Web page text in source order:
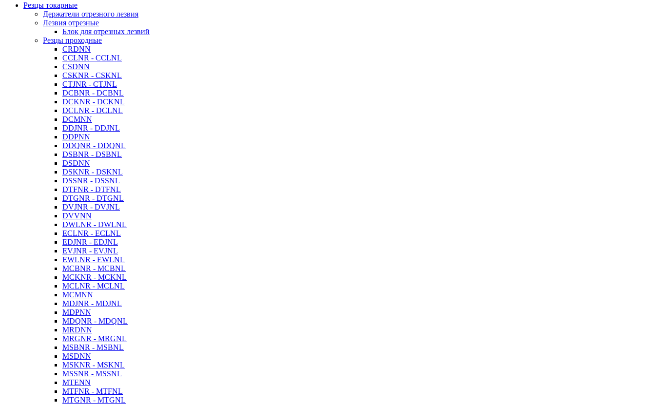
Резцы токарные
Держатели отрезного лезвия
Лезвия отрезные
Блок для отрезных лезвий
Резцы проходные
CRDNN
CCLNR - CCLNL
CSDNN
CSKNR - CSKNL
CTJNR - CTJNL
DCBNR - DCBNL
DCKNR - DCKNL
DCLNR - DCLNL
DCMNN
DDJNR - DDJNL
DDPNN
DDQNR - DDQNL
DSBNR - DSBNL
DSDNN
DSKNR - DSKNL
DSSNR - DSSNL
DTFNR - DTFNL
DTGNR - DTGNL
DVJNR - DVJNL
DVVNN
DWLNR - DWLNL
ECLNR - ECLNL
EDJNR - EDJNL
EVJNR - EVJNL
EWLNR - EWLNL
MCBNR - MCBNL
MCKNR - MCKNL
MCLNR - MCLNL
MCMNN
MDJNR - MDJNL
MDPNN
MDQNR - MDQNL
MRDNN
MRGNR - MRGNL
MSBNR - MSBNL
MSDNN
MSKNR - MSKNL
MSSNR - MSSNL
MTENN
MTFNR - MTFNL
MTGNR - MTGNL